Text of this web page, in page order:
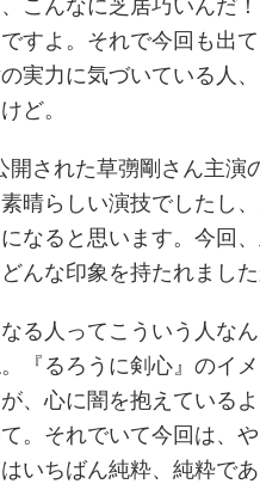
すよ。それで今回も出
実力に気づいている人
ど。
された草彅剛さん主演
晴らしい演技でしたし
なると思います。今回
んな印象を持たれました
る人ってこういう人な
『るろうに剣心』のイ
、心に闇を抱えている
。それでいて今回は、
いちばん純粋、純粋で